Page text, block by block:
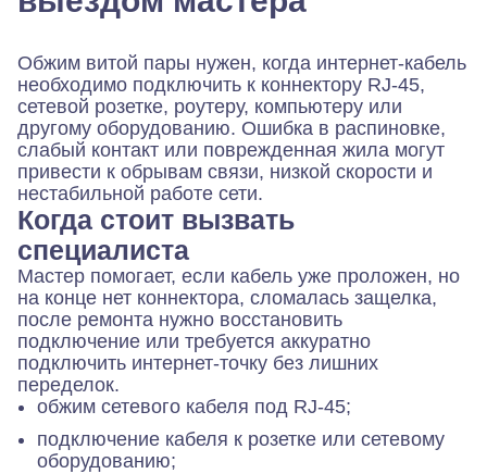
Обжим витой пары нужен, когда интернет-кабель
необходимо подключить к коннектору RJ-45,
сетевой розетке, роутеру, компьютеру или
другому оборудованию. Ошибка в распиновке,
слабый контакт или поврежденная жила могут
привести к обрывам связи, низкой скорости и
нестабильной работе сети.
Когда стоит вызвать
специалиста
Мастер помогает, если кабель уже проложен, но
на конце нет коннектора, сломалась защелка,
после ремонта нужно восстановить
подключение или требуется аккуратно
подключить интернет-точку без лишних
переделок.
обжим сетевого кабеля под RJ-45;
подключение кабеля к розетке или сетевому
оборудованию;